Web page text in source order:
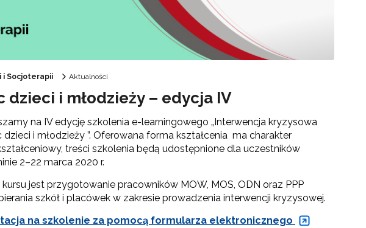
i Socjoterapii Aktualności
i młodzieży – edycja IV
na IV edycję szkolenia e-learningowego „Interwencja kryzysowa
i młodzieży ”. Oferowana forma kształcenia ma charakter
treści szkolenia będą udostępnione dla uczestników
2–22 marca 2020 r.
kursu jest przygotowanie pracowników MOW, MOS, ODN oraz PPP
szkół i placówek w zakresie prowadzenia interwencji kryzysowej.
na szkolenie za pomocą formularza elektronicznego